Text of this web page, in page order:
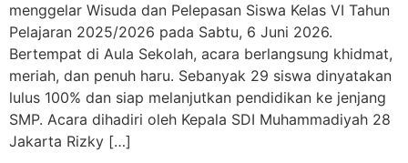
menggelar Wisuda dan Pelepasan Siswa Kelas VI Tahun
Pelajaran 2025/2026 pada Sabtu, 6 Juni 2026.
Bertempat di Aula Sekolah, acara berlangsung khidmat,
meriah, dan penuh haru. Sebanyak 29 siswa dinyatakan
lulus 100% dan siap melanjutkan pendidikan ke jenjang
SMP. Acara dihadiri oleh Kepala SDI Muhammadiyah 28
Jakarta Rizky […]